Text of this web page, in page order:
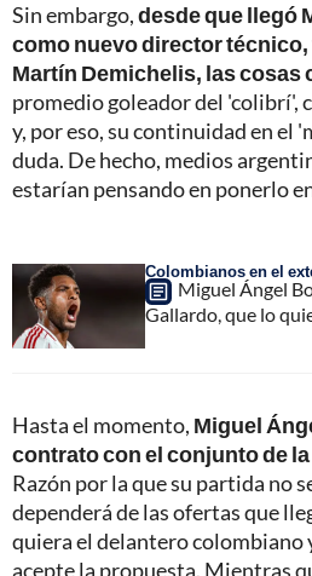
Sin embargo,desde que llegó
como nuevo director técnico,
Martín Demichelis, las cosas
promedio goleador del 'colibrí',
y, por eso, su continuidad en el
duda. De hecho, medios
estarían pensando en ponerlo
Colombianos en el
Miguel Ángel
Gallardo, que lo
Hasta el momento, Miguel
contrato con el conjunto de
Razón por la que su partida no
dependerá de las ofertas que
quiera el delantero colombiano
acepte la propuesta. Mientras